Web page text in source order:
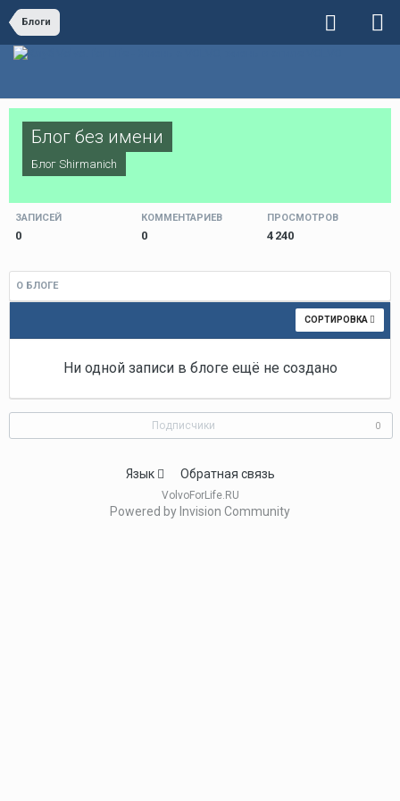
Блоги
Блог без имени
Блог Shirmanich
ЗАПИСЕЙ
0
КОММЕНТАРИЕВ
0
ПРОСМОТРОВ
4 240
О БЛОГЕ
СОРТИРОВКА
Ни одной записи в блоге ещё не создано
Подписчики 0
Язык Обратная связь
VolvoForLife.RU
Powered by Invision Community